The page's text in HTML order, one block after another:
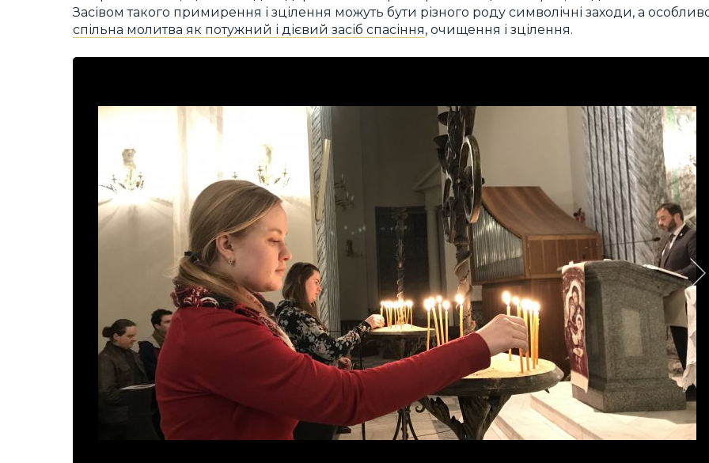
Засівом такого примирення і зцілення можуть бути різного роду символічні заходи, а
спільна молитва як потужний і дієвий засіб спасіння, очищення і зцілення.